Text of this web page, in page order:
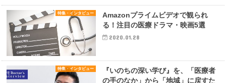
特集・インタビュー
Amazonプライムビデオで観られ
る！注目の医療ドラマ・映画5選
2020.01.28
特集・インタビュー
『いのちの深い学び』を、「医療者
の手のなか」から「地域」に戻すた